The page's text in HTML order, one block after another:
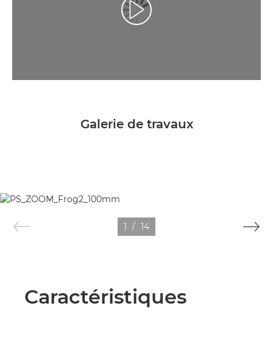
Lancer la vidéo
Galerie de travaux
1 / 14
Caractéristiques